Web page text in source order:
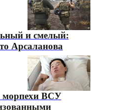
и смелый:
Арсаланова
морпехи ВСУ